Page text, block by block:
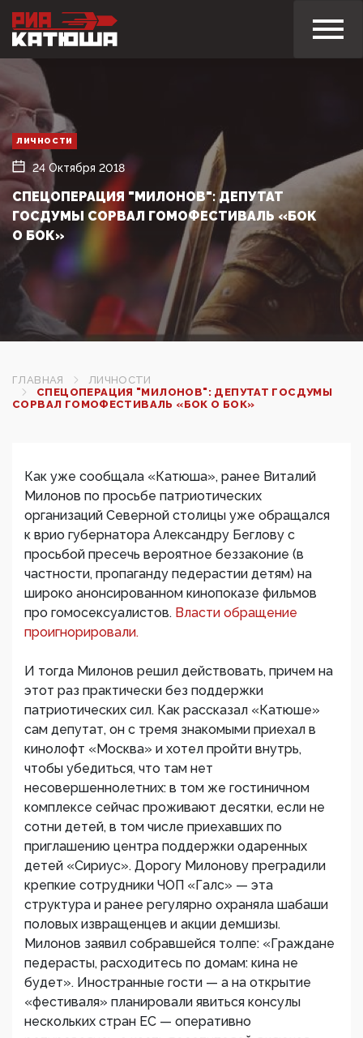
ЛИЧНОСТИ
24 Октября 2018
СПЕЦОПЕРАЦИЯ "МИЛОНОВ": ДЕПУТАТ
ГОСДУМЫ СОРВАЛ ГОМОФЕСТИВАЛЬ «БОК
О БОК»
ГЛАВНАЯ
ЛИЧНОСТИ
СПЕЦОПЕРАЦИЯ "МИЛОНОВ": ДЕПУТАТ ГОСДУМЫ
СОРВАЛ ГОМОФЕСТИВАЛЬ «БОК О БОК»
Как уже сообщала «Катюша», ранее Виталий
Милонов по просьбе патриотических
организаций Северной столицы уже обращался
к врио губернатора Александру Беглову с
просьбой пресечь вероятное беззаконие (в
частности, пропаганду педерастии детям) на
широко анонсированном кинопоказе фильмов
про гомосексуалистов. Власти обращение
проигнорировали.
И тогда Милонов решил действовать, причем на
этот раз практически без поддержки
патриотических сил. Как рассказал «Катюше»
сам депутат, он с тремя знакомыми приехал в
кинолофт «Москва» и хотел пройти внутрь,
чтобы убедиться, что там нет
несовершеннолетних: в том же гостиничном
комплексе сейчас проживают десятки, если не
сотни детей, в том числе приехавших по
приглашению центра поддержки одаренных
детей «Сириус». Дорогу Милонову преградили
крепкие сотрудники ЧОП «Галс» — эта
структура и ранее регулярно охраняла шабаши
половых извращенцев и акции демшизы.
Милонов заявил собравшейся толпе: «Граждане
педерасты, расходитесь по домам: кина не
будет». Иностранные гости — а на открытие
«фестиваля» планировали явиться консулы
нескольких стран ЕС — оперативно